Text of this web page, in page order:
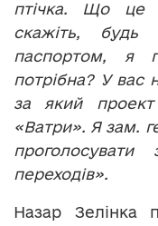
птічка. Що це
скажіть,
паспортом, я
потрібна? У вас
за який
«Ватри». Я зам.
проголосувати
переходів».
Назар Зелінка